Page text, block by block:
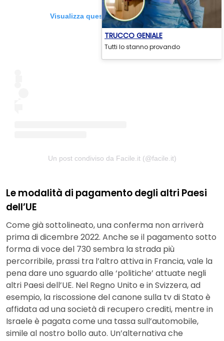
Visualizza questo post su Instagram
Un post condiviso da Facile.it (@facile.it)
Le modalità di pagamento degli altri Paesi
dell’UE
Come già sottolineato, una conferma non arriverà
prima di dicembre 2022. Anche se il pagamento sotto
forma di voce del 730 sembra la strada più
percorribile, prassi tra l’altro attiva in Francia, vale la
pena dare uno sguardo alle ‘politiche’ attuate negli
altri Paesi dell’UE. Nel Regno Unito e in Svizzera, ad
esempio, la riscossione del canone sulla tv di Stato è
affidata ad una società di recupero crediti, mentre in
Israele è pagata come una tassa sull’automobile,
simile al nostro bollo auto. Un’alternativa che
TRUCCO GENIALE
Tutti lo stanno provando